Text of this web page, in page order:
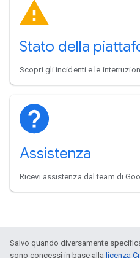
Stato della
Scopri gli incidenti e le
Assistenza
Ricevi assistenza dal team di
Salvo quando diversamente
sono concessi in base alla licenza